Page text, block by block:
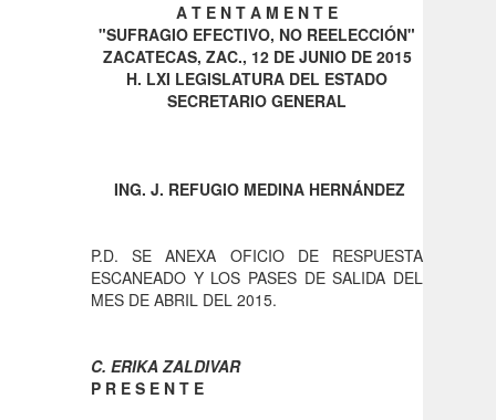
A T E N T A M E N T E
"SUFRAGIO EFECTIVO, NO REELECCIÓN"
ZACATECAS, ZAC., 12 DE JUNIO DE 2015
H. LXI LEGISLATURA DEL ESTADO
SECRETARIO GENERAL
ING. J. REFUGIO MEDINA HERNÁNDEZ
P.D. SE ANEXA OFICIO DE RESPUESTA
ESCANEADO Y LOS PASES DE SALIDA DEL
MES DE ABRIL DEL 2015.
C. ERIKA ZALDIVAR
P R E S E N T E